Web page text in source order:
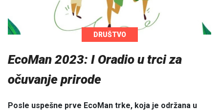
DRUŠTVO
EcoMan 2023: I Oradio u trci za
očuvanje prirode
Posle uspešne prve EcoMan trke, koja je održana u